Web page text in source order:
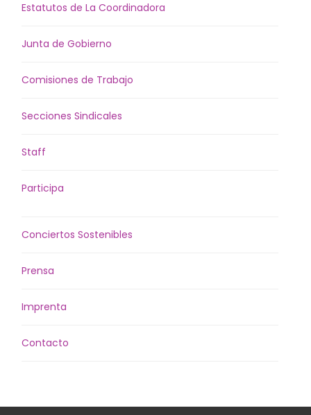
Estatutos de La Coordinadora
Junta de Gobierno
Comisiones de Trabajo
Secciones Sindicales
Staff
Participa
Conciertos Sostenibles
Prensa
Imprenta
Contacto